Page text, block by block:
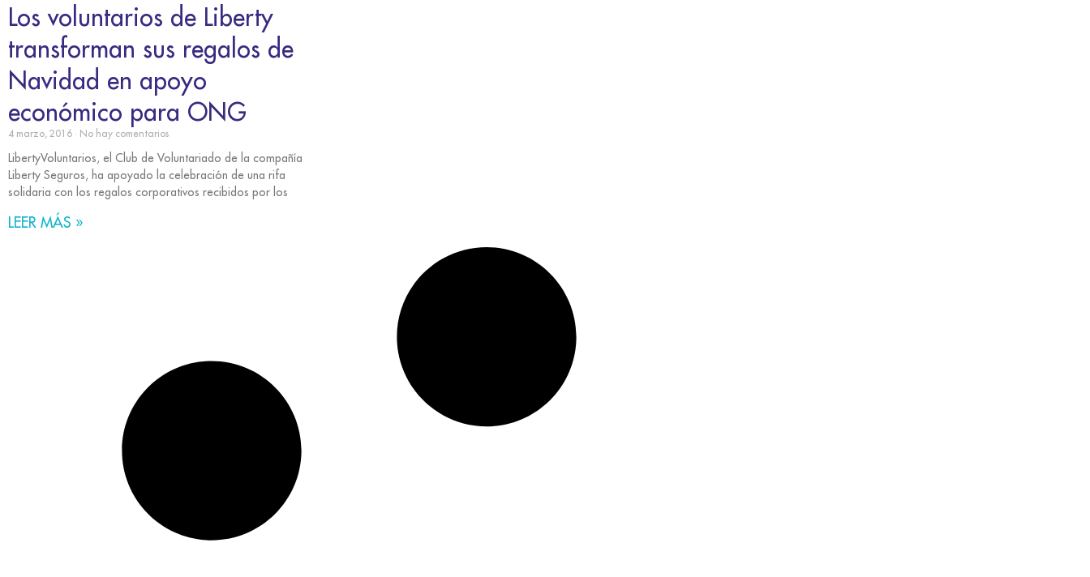
Los voluntarios de Liberty
transforman sus regalos de
Navidad en apoyo
económico para ONG
4 marzo, 2016 No hay comentarios
LibertyVoluntarios, el Club de Voluntariado de la compañía
Liberty Seguros, ha apoyado la celebración de una rifa
solidaria con los regalos corporativos recibidos por los
LEER MÁS »